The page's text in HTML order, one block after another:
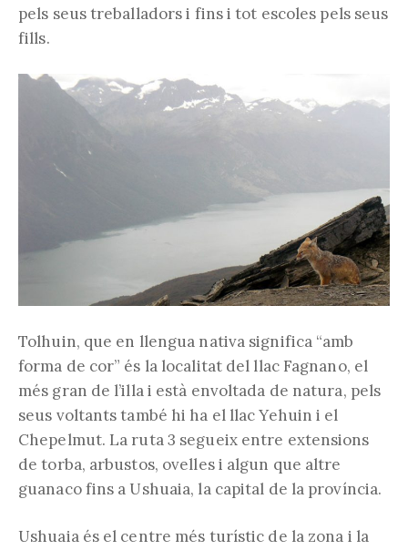
pels seus treballadors i fins i tot escoles pels seus
fills.
Tolhuin, que en llengua nativa significa “amb
forma de cor” és la localitat del llac Fagnano, el
més gran de l’illa i està envoltada de natura, pels
seus voltants també hi ha el llac Yehuin i el
Chepelmut. La ruta 3 segueix entre extensions
de torba, arbustos, ovelles i algun que altre
guanaco fins a Ushuaia, la capital de la província.
Ushuaia és el centre més turístic de la zona i la